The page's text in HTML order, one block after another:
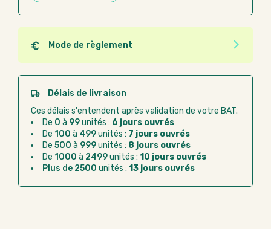
Mode de règlement
Quel que soit le mode de règlement, vous pouvez
passer commande en ligne sur Good Act.
Paiement CB :paiement sécurisé par carte
Virement bancaire :règlement sur facture
après la commande
Chorus Pro :règlement par mandat
administratif après la commande
Délais de livraison
Ces délais s'entendent après validation de votre BAT.
De 0 à 99unités : 6 jours ouvrés
De 100 à 499unités : 7 jours ouvrés
De 500 à 999unités : 8 jours ouvrés
De 1000 à 2499unités : 10 jours ouvrés
Plus de 2500 unités : 13 jours ouvrés